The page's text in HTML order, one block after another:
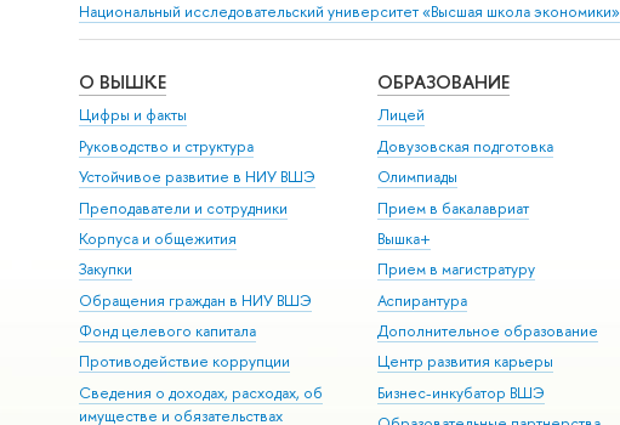
Национальный исследовательский университет «Высшая школа экономики»
О ВЫШКЕ
Цифры и факты
Руководство и структура
Устойчивое развитие в НИУ ВШЭ
Преподаватели и сотрудники
Корпуса и общежития
Закупки
Обращения граждан в НИУ ВШЭ
Фонд целевого капитала
Противодействие коррупции
Сведения о доходах, расходах, об
имуществе и обязательствах
ОБРАЗОВАНИЕ
Лицей
Довузовская подготовка
Олимпиады
Прием в бакалавриат
Вышка+
Прием в магистратуру
Аспирантура
Дополнительное образование
Центр развития карьеры
Бизнес-инкубатор ВШЭ